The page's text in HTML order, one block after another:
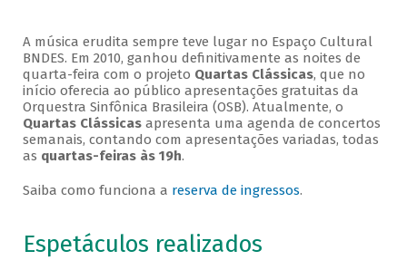
A música erudita sempre teve lugar no Espaço Cultural
BNDES. Em 2010, ganhou definitivamente as noites de
quarta-feira com o projeto Quartas Clássicas, que no
início oferecia ao público apresentações gratuitas da
Orquestra Sinfônica Brasileira (OSB). Atualmente, o
Quartas Clássicasapresenta uma agenda de concertos
semanais, contando com apresentações variadas, todas
as quartas-feiras às 19h.
Saiba como funciona a reserva de ingressos.
Espetáculos realizados